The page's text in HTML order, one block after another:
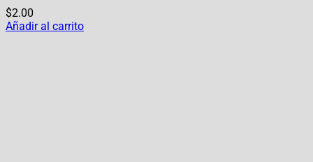
$2.00
Añadir al carrito